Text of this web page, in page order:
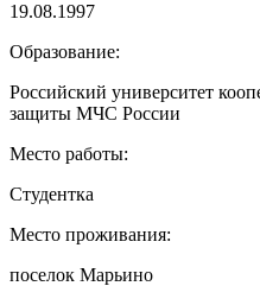
19.08.1997
Образование:
Российский университет
защиты МЧС России
Место работы:
Студентка
Место проживания:
поселок Марьино